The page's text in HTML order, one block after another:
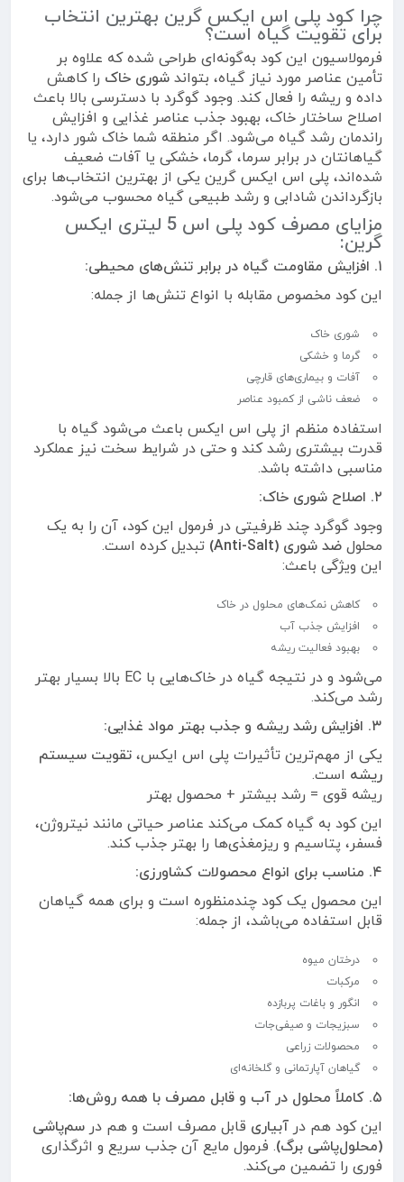
چرا کود پلی اس ایکس گرین بهترین انتخاب
برای تقویت گیاه است؟
فرمولاسیون این کود به‌گونه‌ای طراحی شده که علاوه بر
تأمین عناصر مورد نیاز گیاه، بتواند شوری خاک را کاهش
داده و ریشه را فعال کند. وجود گوگرد با دسترسی بالا باعث
اصلاح ساختار خاک، بهبود جذب عناصر غذایی و افزایش
راندمان رشد گیاه می‌شود. اگر منطقه شما خاک شور دارد، یا
گیاهانتان در برابر سرما، گرما، خشکی یا آفات ضعیف
شده‌اند، پلی اس ایکس گرین یکی از بهترین انتخاب‌ها برای
بازگرداندن شادابی و رشد طبیعی گیاه محسوب می‌شود.
مزایای مصرف کود پلی اس 5 لیتری ایکس
گرین:
۱. افزایش مقاومت گیاه در برابر تنش‌های محیطی:
این کود مخصوص مقابله با انواع تنش‌ها از جمله:
شوری خاک
گرما و خشکی
آفات و بیماری‌های قارچی
ضعف ناشی از کمبود عناصر
استفاده منظم از پلی اس ایکس باعث می‌شود گیاه با
قدرت بیشتری رشد کند و حتی در شرایط سخت نیز عملکرد
مناسبی داشته باشد.
۲. اصلاح شوری خاک:
وجود گوگرد چند ظرفیتی در فرمول این کود، آن را به یک
محلول ضد شوری (Anti-Salt)
تبدیل کرده است.
این ویژگی باعث:
کاهش نمک‌های محلول در خاک
افزایش جذب آب
بهبود فعالیت ریشه
می‌شود و در نتیجه گیاه در خاک‌هایی با EC بالا بسیار بهتر
رشد می‌کند.
۳. افزایش رشد ریشه و جذب بهتر مواد غذایی:
یکی از مهم‌ترین تأثیرات پلی اس ایکس، تقویت سیستم
ریشه است.
ریشه قوی = رشد بیشتر + محصول بهتر
این کود به گیاه کمک می‌کند عناصر حیاتی مانند نیتروژن،
فسفر، پتاسیم و ریزمغذی‌ها را بهتر جذب کند.
۴. مناسب برای انواع محصولات کشاورزی:
این محصول یک کود چندمنظوره است و برای همه گیاهان
قابل استفاده می‌باشد، از جمله:
درختان میوه
مرکبات
انگور و باغات پربازده
سبزیجات و صیفی‌جات
محصولات زراعی
گیاهان آپارتمانی و گلخانه‌ای
۵. کاملاً محلول در آب و قابل مصرف با همه روش‌ها:
این کود هم در آبیاری قابل مصرف است و هم در سم‌پاشی
(محلول‌پاشی برگ). فرمول مایع آن جذب سریع و اثرگذاری
فوری را تضمین می‌کند.